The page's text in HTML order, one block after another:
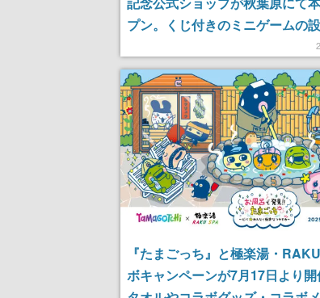
プン。くじ付きのミニゲームの
下ろしイラストのアクスタや「
ー」などオリジナルグッズを販売
『たまごっち』と極楽湯・
ボキャンペーンが7月17日より